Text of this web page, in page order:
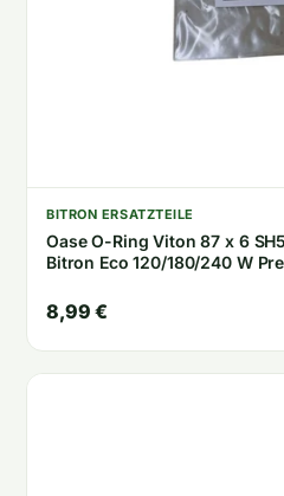
BITRON ERSATZTEILE
Oase O-Ring Viton 87 x 6
Bitron Eco 120/180/240 W
8,99 €